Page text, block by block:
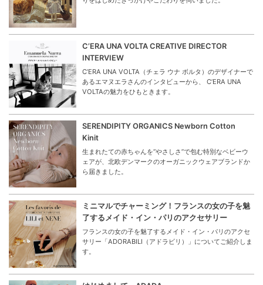
C’ERA UNA VOLTA CREATIVE DIRECTOR
INTERVIEW
C’ERA UNA VOLTA（チェラ ウナ ボルタ）のデザイナーで
あるエマヌエラさんのインタビューから、 C’ERA UNA
VOLTAの魅力をひもときます。
SERENDIPITY ORGANICS Newborn Cotton
Kinit
生まれたての赤ちゃんを“やさしさ”で包む特別なベビーウ
ェアが、北欧デンマークのオーガニックウェアブランドか
ら届きました。
ミニマルでチャーミング！フランスの女の子を魅
了するメイド・イン・パリのアクセサリー
フランスの女の子を魅了するメイド・イン・パリのアクセ
サリー「ADORABILI（アドラビリ）」についてご紹介しま
す。